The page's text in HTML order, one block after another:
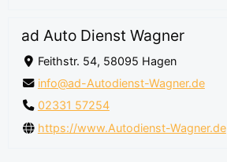
ad Auto Dienst Wagner
Feithstr. 54, 58095 Hagen
info@ad-Autodienst-Wagner.de
02331 57254
https://www.Autodienst-Wagner.de